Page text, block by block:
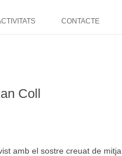
DE GRUP MAPES
CONTACTE
Coll
amb el sostre creuat de